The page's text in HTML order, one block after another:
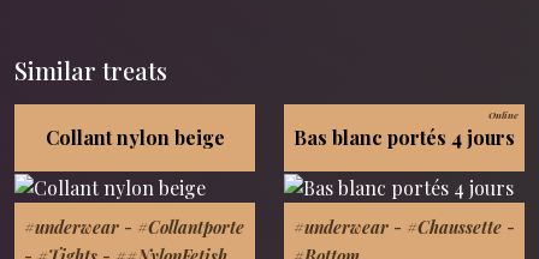
Similar treats
Collant nylon beige
#underwear - #Collantporte
Online
Bas blanc portés 4 jours
#underwear - #Chaussette -